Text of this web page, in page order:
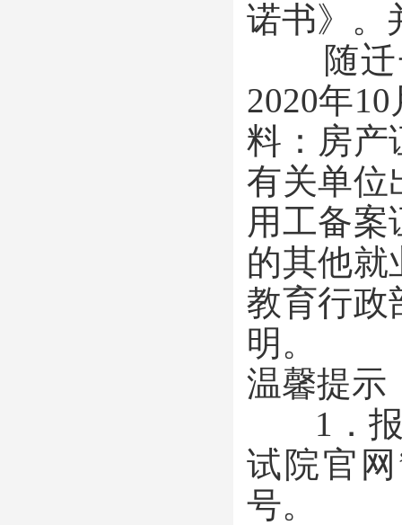
诺书》。
随迁子
2020年
料：房产
有关单位
用工备
的其他就
教育行政
明。
温馨提示
1．报
试院官网
号。